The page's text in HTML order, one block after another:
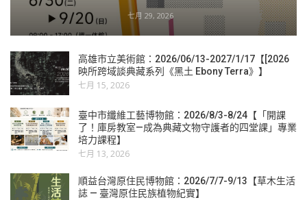
七月 29, 2026
高雄市立美術館：2026/06/13-2027/1/17【[2026
映所跨域談典藏系列《黑土 Ebony Terra》】
七月 15, 2026
臺中市纖維工藝博物館：2026/8/3-8/24【「開課
了！庫房教室—成為典藏文物守護者的四堂課」專業
培力課程】
七月 13, 2026
順益台灣原住民博物館：2026/7/7-9/13【草木生活
誌 — 臺灣原住民族植物紀實】